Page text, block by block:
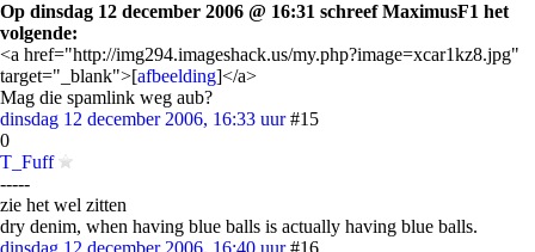
Op dinsdag 12 december 2006 @ 16:31 schreef MaximusF1 het
volgende:
<a href="http://img294.imageshack.us/my.php?image=xcar1kz8.jpg"
target="_blank">[afbeelding]</a>
Mag die spamlink weg aub?
dinsdag 12 december 2006, 16:33 uur #15
0
T_Fuff
-----
zie het wel zitten
dry denim, when having blue balls is actually having blue balls.
dinsdag 12 december 2006, 16:40 uur #16